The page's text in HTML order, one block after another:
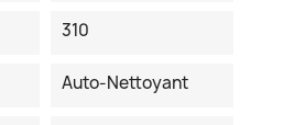
310
Auto-Nettoyant